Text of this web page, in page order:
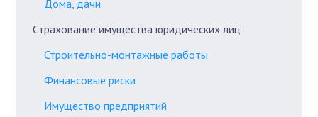
Дома, дачи
Страхование имущества юридических лиц
Строительно-монтажные работы
Финансовые риски
Имущество предприятий